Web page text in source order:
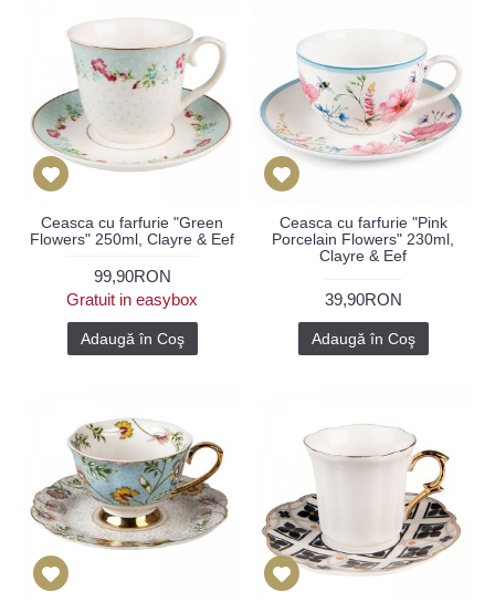
Ceasca cu farfurie "Green
Flowers" 250ml, Clayre & Eef
99,90RON
Gratuit in easybox
Adaugă în Coş
Ceasca cu farfurie "Pink
Porcelain Flowers" 230ml,
Clayre & Eef
39,90RON
Adaugă în Coş